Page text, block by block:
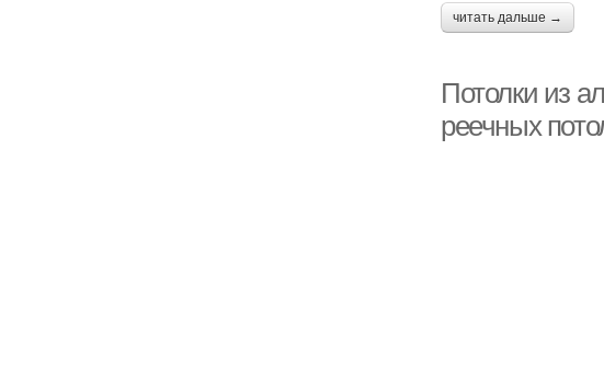
читать дальше →
Потолки из
реечных